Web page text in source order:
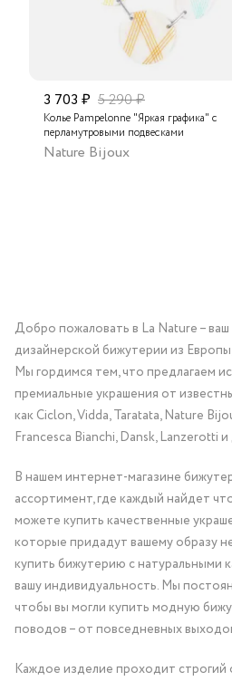
3 703 ₽ 5 290 ₽
Колье Pampelonne "Яркая графика" с
перламутровыми подвесками
Nature Bijoux
Добро пожаловать в La Nature –
дизайнерской бижутерии из
Мы гордимся тем, что предлагаем
премиальные украшения от
как Ciclon, Vidda, Taratata, Nature
Francesca Bianchi, Dansk, Lanzerotti и
В нашем интернет-магазине
ассортимент, где каждый найдет
можете купить качественные
которые придадут вашему образу
купить бижутерию с натуральными
вашу индивидуальность. Мы
чтобы вы могли купить модную
поводов – от повседневных
Каждое изделие проходит строгий